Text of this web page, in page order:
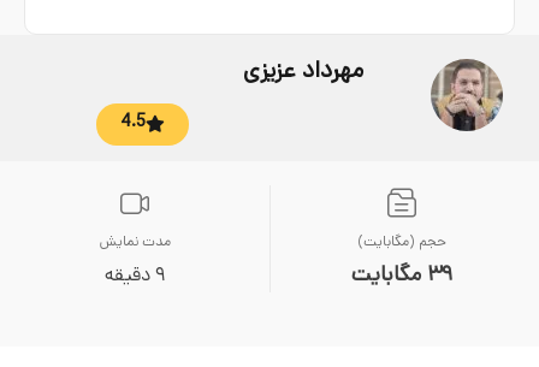
مهرداد عزیزی
4.5
حجم (مگابایت)
39 مگابایت
مدت نمایش
9 دقیقه